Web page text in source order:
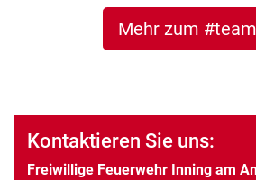
Mehr zum
Kontaktieren Sie uns:
Freiwillige Feuerwehr Inning am